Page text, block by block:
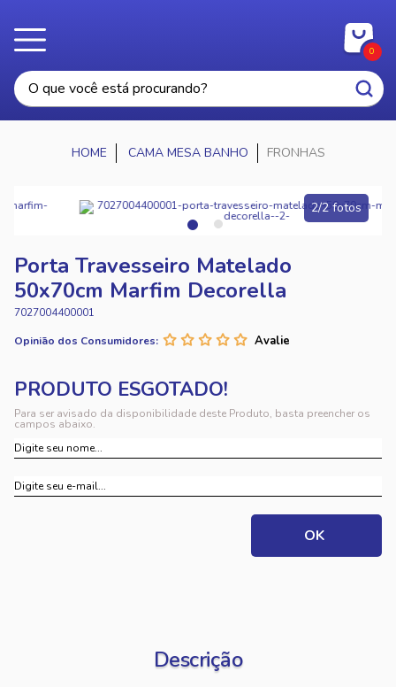
0
CAMA MESA BANHO FRONHAS
1/2 fotos
Porta Travesseiro Matelado
50x70cm Marfim Decorella
7027004400001
Opinião dos Consumidores:
Para ser avisado da disponibilidade deste Produto, basta preencher os
campos abaixo.
Descrição